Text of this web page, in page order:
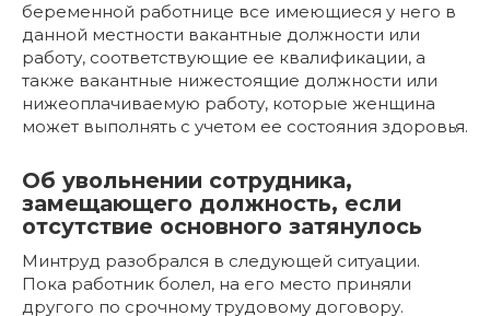
беременной работнице все имеющиеся у него в
данной местности вакантные должности или
работу, соответствующие ее квалификации, а
также вакантные нижестоящие должности или
нижеоплачиваемую работу, которые женщина
может выполнять с учетом ее состояния здоровья.
Об увольнении сотрудника,
замещающего должность, если
отсутствие основного затянулось
Минтруд разобрался в следующей ситуации.
Пока работник болел, на его место приняли
другого по срочному трудовому договору.